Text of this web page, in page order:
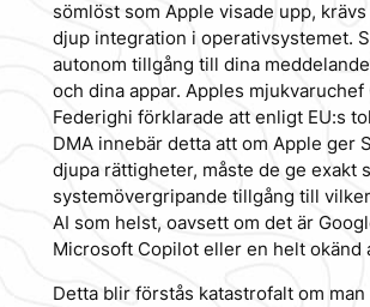
sömlöst som Apple visade upp,
djup integration i operativsystemet.
autonom tillgång till dina
och dina appar. Apples mjukvaruchef
Federighi förklarade att enligt EU:s
DMA innebär detta att om Apple ger
djupa rättigheter, måste de ge exakt
systemövergripande tillgång till
AI som helst, oavsett om det är
Microsoft Copilot eller en helt okänd
Detta blir förstås katastrofalt om